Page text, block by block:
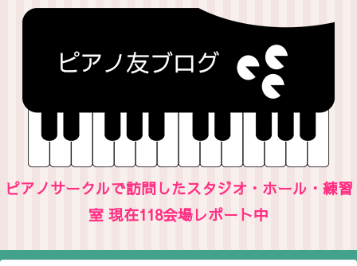
ピアノサークルで訪問したスタジオ・ホール・練習
室 現在118会場レポート中